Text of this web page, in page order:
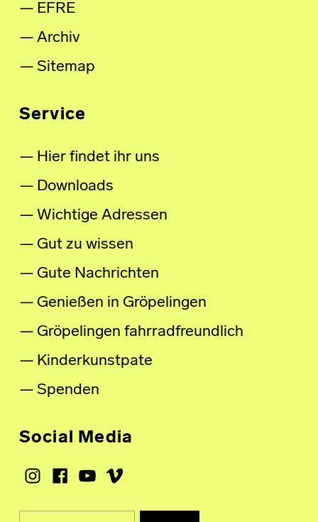
EFRE
Archiv
Sitemap
Service
Hier findet ihr uns
Downloads
Wichtige Adressen
Gut zu wissen
Gute Nachrichten
Genießen in Gröpelingen
Gröpelingen fahrradfreundlich
Kinderkunstpate
Spenden
Social Media
Instagram
Facebook
Youtube
Vimeo
Suche nach: